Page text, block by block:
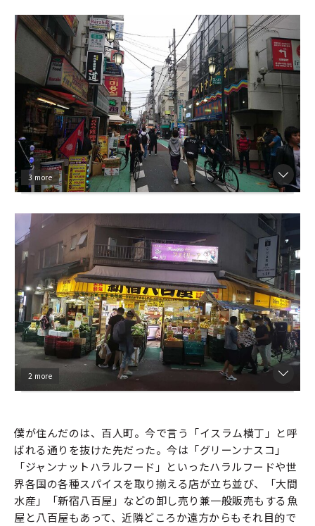
3 more
2 more
僕が住んだのは、百人町。今で言う「イスラム横丁」と呼
ばれる通りを抜けた先だった。今は「グリーンナスコ」
「ジャンナットハラルフード」といったハラルフードや世
界各国の各種スパイスを取り揃える店が立ち並び、「大間
水産」「新宿八百屋」などの卸し売り兼一般販売もする魚
屋と八百屋もあって、近隣どころか遠方からもそれ目的で